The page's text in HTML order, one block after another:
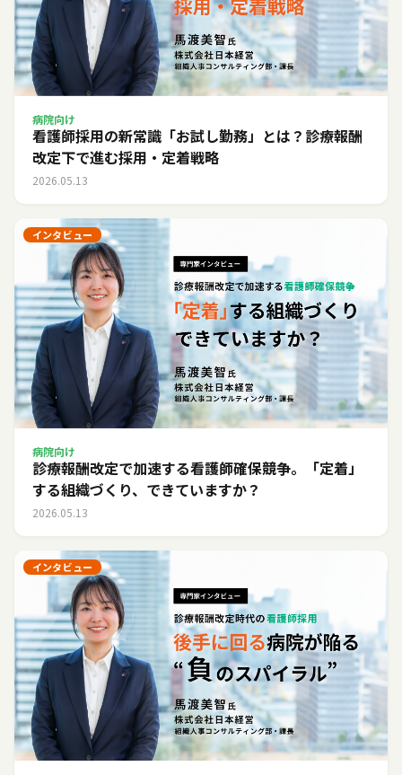
病院向け
看護師採用の新常識「お試し勤務」とは？診療報酬
改定下で進む採用・定着戦略
2026.05.13
インタビュー
病院向け
診療報酬改定で加速する看護師確保競争。「定着」
する組織づくり、できていますか？
2026.05.13
インタビュー